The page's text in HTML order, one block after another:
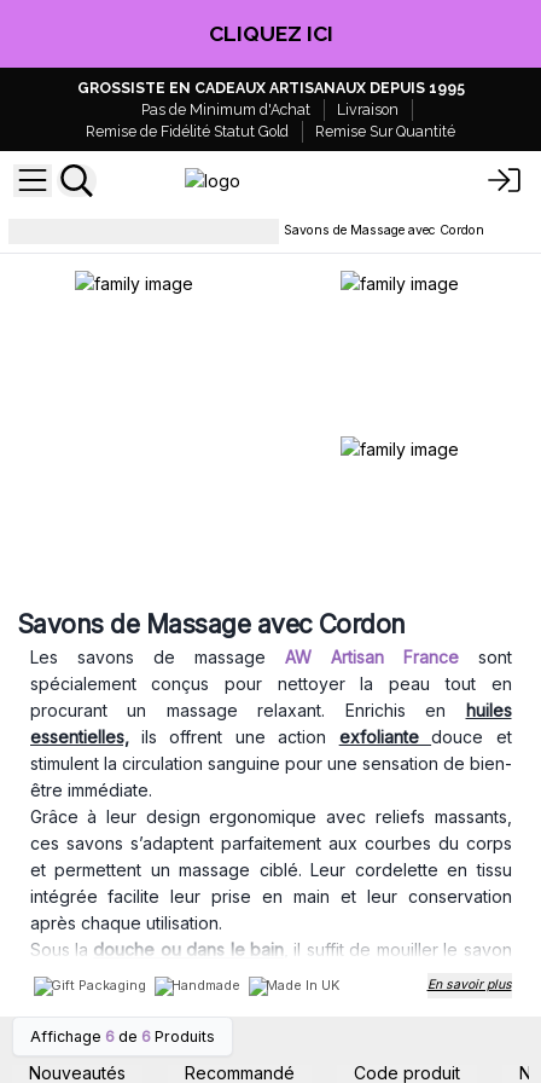
CLIQUEZ ICI
GROSSISTE EN CADEAUX ARTISANAUX DEPUIS 1995
Pas de Minimum d'Achat
Livraison
Remise de Fidélité Statut Gold
Remise Sur Quantité
Savons de Massage avec Cordon
Savons de Massage avec Cordon
Les savons de massage AW Artisan France sont
spécialement conçus pour nettoyer la peau tout en
procurant un massage relaxant. Enrichis en
huiles
essentielles,ils offrent une action exfoliantedouce et
stimulent la circulation sanguine pour une sensation de bien-
être immédiate.
Grâce à leur design ergonomique avec reliefs massants,
ces savons s’adaptent parfaitement aux courbes du corps
et permettent un massage ciblé. Leur cordelette en tissu
intégrée facilite leur prise en main et leur conservation
après chaque utilisation.
Sous la douche ou dans le bain , il suffit de mouiller le savon
et de l’appliquer directement sur la peau en effectuant des
la circulation et favorise la détente musculaire. Sur le dos et
Gift Packaging Handmade Made In UK En savoir plus
Affichage 6 de 6 Produits
Nouveautés Recommandé Code produit
Connectez-vous ou
inscrivez-vous pour
accéder aux prix de gros
inscrivez-vous pour
accéder aux prix de gros